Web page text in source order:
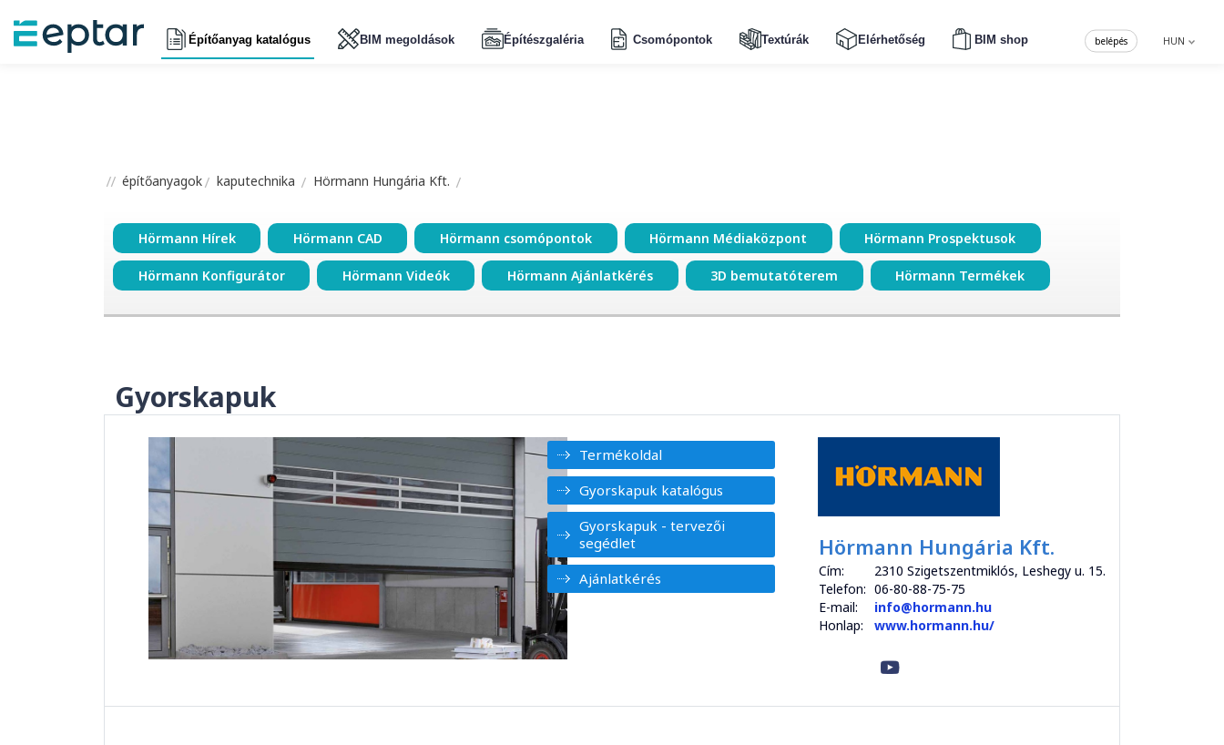
Építőanyag katalógus BIM megoldások Építészgaléria Csomópontok Textúrák Elérhetőség BIM shop HUN
belépés
építőanyagok kaputechnika Hörmann Hungária Kft.
Hörmann Hírek Hörmann CAD Hörmann csomópontok Hörmann Médiaközpont Hörmann Prospektusok
Hörmann Konfigurátor Hörmann Videók Hörmann Ajánlatkérés 3D bemutatóterem Hörmann Termékek
Gyorskapuk
Termékoldal
Gyorskapuk katalógus
Gyorskapuk - tervezői
segédlet
Ajánlatkérés
Hörmann Hungária Kft.
Cím:
2310 Szigetszentmiklós, Leshegy u. 15.
Telefon: 06-80-88-75-75
E-mail:
info@hormann.hu
Honlap:
www.hormann.hu/